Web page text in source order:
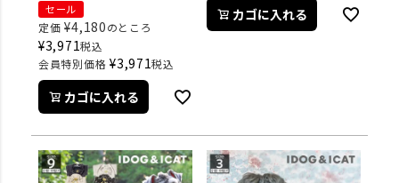
セール
定価 ¥4,180のところ
¥3,971税込
会員特別価格 ¥3,971税込
カゴに入れる
カゴに入れる